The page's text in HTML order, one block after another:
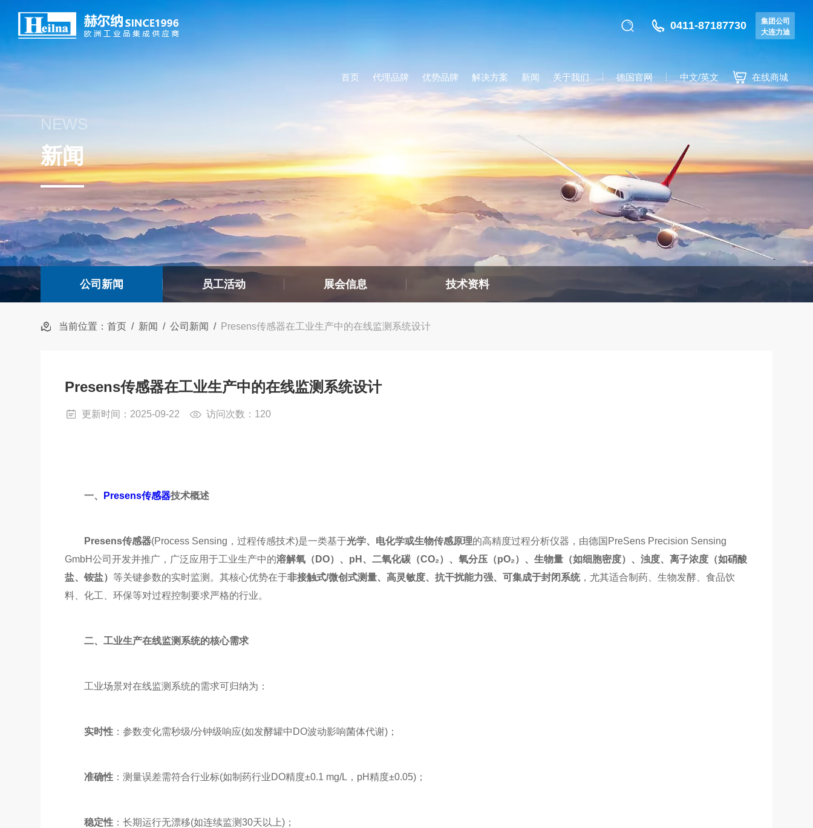
集团公司
大连力迪
0411-87187730
首页 代理品牌 优势品牌 解决方案 新闻 关于我们 德国官网 中文/英文 在线商城
NEWS
新闻
公司新闻 员工活动 展会信息 技术资料
当前位置：首页 / 新闻 /公司新闻 / Presens传感器在工业生产中的在线监测系统设计
Presens传感器在工业生产中的在线监测系统设计
更新时间：2025-09-22 访问次数：120
一、 Presens传感器技术概述
Presens传感器(Process Sensing，过程传感技术)是一类基于光学、电化学或生物传感原理的高精度过程分析仪器，由德国PreSens Precision Sensing
GmbH公司开发并推广，广泛应用于工业生产中的溶解氧（DO）、pH、二氧化碳（CO₂）、氧分压（pO₂）、生物量（如细胞密度）、浊度、离子浓度（如硝酸
盐、铵盐） 等关键参数的实时监测。其核心优势在于非接触式/微创式测量、高灵敏度、抗干扰能力强、可集成于封闭系统，尤其适合制药、生物发酵、食品饮
料、化工、环保等对过程控制要求严格的行业。
二、工业生产在线监测系统的核心需求
工业场景对在线监测系统的需求可归纳为：
实时性 ：参数变化需秒级/分钟级响应(如发酵罐中DO波动影响菌体代谢)；
准确性 ：测量误差需符合行业标(如制药行业DO精度±0.1 mg/L，pH精度±0.05)；
稳定性 ：长期运行无漂移(如连续监测30天以上)；